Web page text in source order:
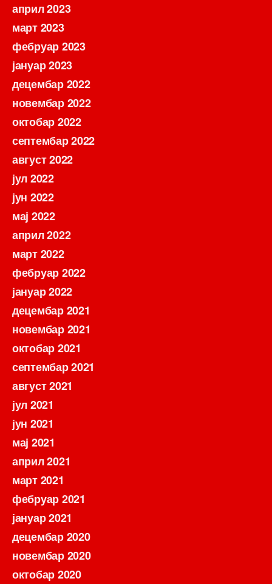
април 2023
март 2023
фебруар 2023
јануар 2023
децембар 2022
новембар 2022
октобар 2022
септембар 2022
август 2022
јул 2022
јун 2022
мај 2022
април 2022
март 2022
фебруар 2022
јануар 2022
децембар 2021
новембар 2021
октобар 2021
септембар 2021
август 2021
јул 2021
јун 2021
мај 2021
април 2021
март 2021
фебруар 2021
јануар 2021
децембар 2020
новембар 2020
октобар 2020